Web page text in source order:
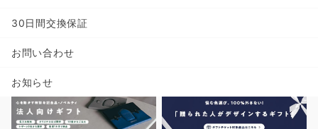
30日間交換保証
お問い合わせ
お知らせ